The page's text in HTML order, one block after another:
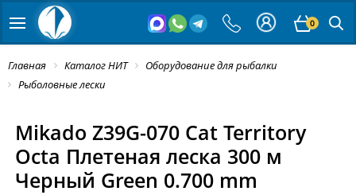
0
Главная Каталог НИТ
Оборудование для рыбалки
Рыболовные лески
Mikado Z39G-070 Cat Territory
Octa Плетеная леска 300 м
Черный Green 0.700 mm